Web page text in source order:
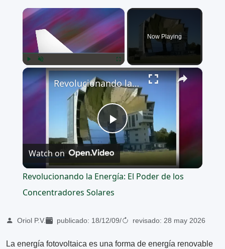
×
Unmute Fullscreen
Now Playing
×
Play
Video
Revolucionando la Energía: El Poder de los Concentradores Solares
Watch on
Revolucionando la Energía: El Poder de los
Concentradores Solares
Oriol P.V. publicado: 18/12/09/ revisado: 28 may 2026
La energía fotovoltaica es una forma de energía renovable